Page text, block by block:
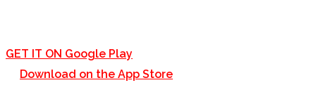
GET IT ON Google Play
Download on the App Store